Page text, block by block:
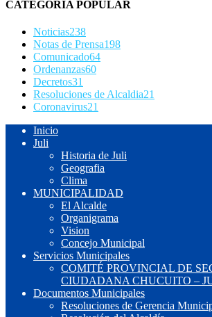
CATEGORÍA POPULAR
Noticias238
Notas de Prensa198
Comunicado64
Ordenanzas60
Decretos31
Resoluciones de Alcaldia21
Coronavirus21
Inicio
Juli
Historia de Juli
Geografia
Clima
MUNICIPALIDAD
El Alcalde
Organigrama
Vision
Concejo Municipal
Servicios Municipales
COMITÉ PROVINCIAL DE
CIUDADANA CHUCUITO –
Documentos Municipales
Resoluciones de Gerencia